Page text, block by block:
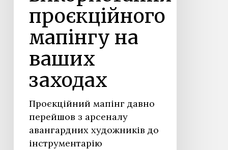
проєкційного
мапінгу на
ваших
заходах
Проєкційний мапінг давно
перейшов з арсеналу
авангардних художників до
інструментарію